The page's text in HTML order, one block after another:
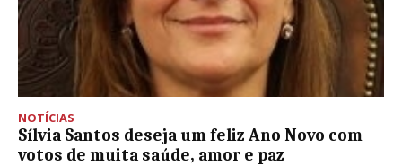
NOTÍCIAS
Sílvia Santos deseja um feliz Ano Novo com
votos de muita saúde, amor e paz